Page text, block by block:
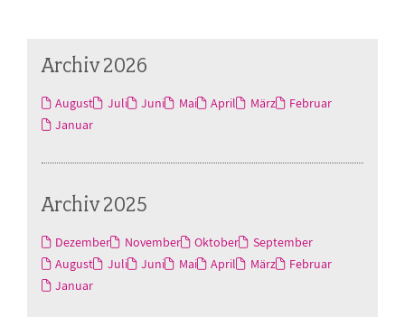
Archiv 2026
August Juli Juni Mai April März
Februar
Januar
Archiv 2025
Dezember November Oktober
September
August
Juli Juni Mai April März
Februar
Januar